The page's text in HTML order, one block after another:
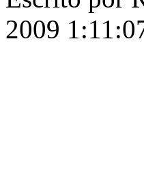
2009